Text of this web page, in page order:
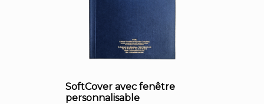
SoftCover avec fenêtre
personnalisable